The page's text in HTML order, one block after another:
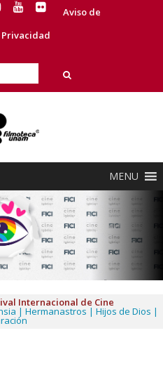
Aviso de
Privacidad
MENU
Internacional de Cine
| Hermanastros | Hijos de Dios |